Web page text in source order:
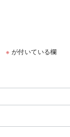
※ が付いている欄